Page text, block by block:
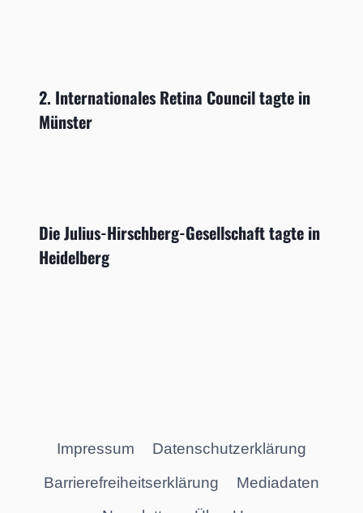
2. Internationales Retina Council tagte in
Münster
Die Julius-Hirschberg-Gesellschaft ­tagte in
Heidelberg
Impressum
Datenschutzerklärung
Barrierefreiheitserklärung
Mediadaten